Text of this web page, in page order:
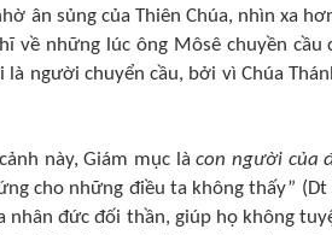
ân sủng của Thiên Chúa, nhìn xa
về những lúc ông Môsê chuyền
là người chuyển cầu, bởi vì Chúa
này, Giám mục làcon người của
cho những điều ta không thấy”
nhân đức đối thần, giúp họ không